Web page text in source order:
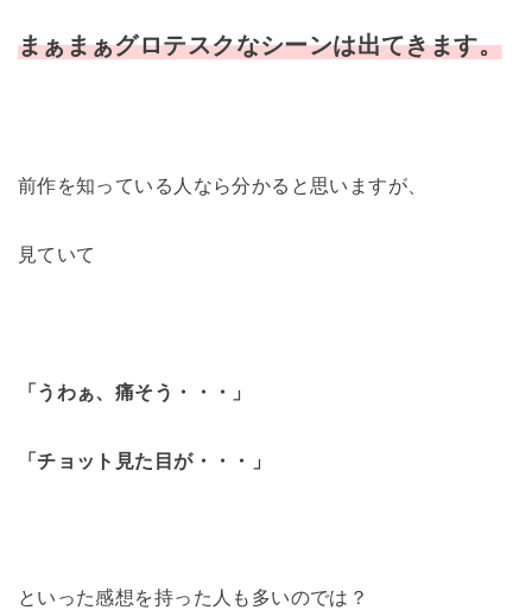
まぁまぁグロテスクなシーンは出てきます。
前作を知っている人なら分かると思いますが、
見ていて
「うわぁ、痛そう・・・」
「チョット見た目が・・・」
といった感想を持った人も多いのでは？